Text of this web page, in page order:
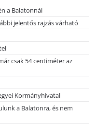
a Balatonnál
jelentős rajzás várható
csak 54 centiméter az
Kormányhivatal
a Balatonra, és nem